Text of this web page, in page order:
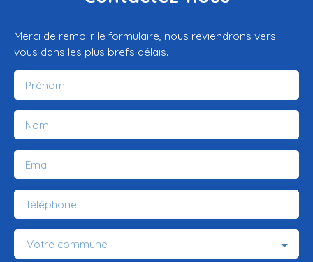
Merci de remplir le formulaire, nous reviendrons vers
vous dans les plus brefs délais.
Prénom
Nom
Email
Téléphone
Votre commune